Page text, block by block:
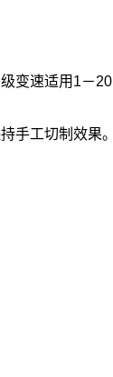
变速适用1－
手工切制效果。